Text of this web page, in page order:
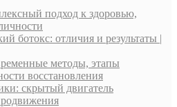
подход к здоровью,
ботокс: отличия и результаты |
методы, этапы
восстановления
скрытый двигатель